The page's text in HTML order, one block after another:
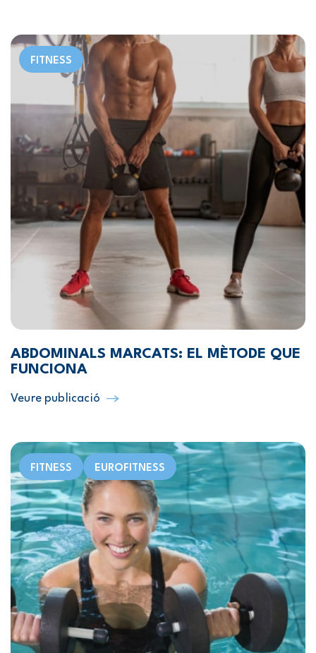
FITNESS
ABDOMINALS MARCATS: EL MÈTODE QUE
FUNCIONA
Veure publicació
FITNESS EUROFITNESS